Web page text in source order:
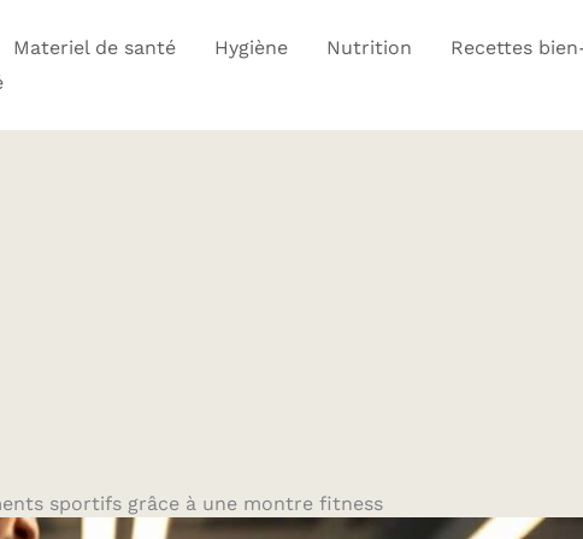
Materiel de santé Hygiène Nutrition Recettes
sportifs grâce à une montre fitness